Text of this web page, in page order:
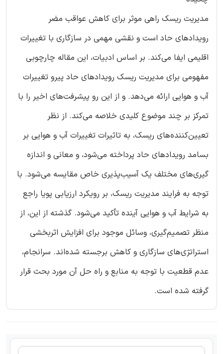
مدیریت ریسک راهی موثر برای کاهش عواقب مضر
رویدادهای حاد است و نقشی مهمی در سازگاری با تغییرات
اقلیمی ایفا می‌کند. بر اساس ادبیات، این مقاله چارچوبی
مفهومی برای مدیریت ریسک رویدادهای حاد پیرو تغییرات
آب و هوایی ارائه می‌دهد. و از این رو پیشرفت‌های اخیر را با
تمرکز بر چند موضوع کلیدی خلاصه می‌کند. از نظر
تعیین‌کننده‌های ریسک، به تاثیرات تغییرات آب و هوایی بر
بسامد رویدادهای حاد پرداخته می‌شود، و معانی و اندازه
گیری‌های مختلف یک آسیب‌پذیری خاص مقایسه می‌شود. با
توجه به فرایند مدیریت ریسک، بر رویکرد ارزیابی پویا راجع
به شرایط آب و هوایی آینده تأکید می‌شود. گذشته از این، از
منظر تصمیم‌گیری، وسائل موجود برای افزایش اثربخشی
استراتژی‌های سازگاری و کاهش برجسته شده‌اند. سرانجام،
عدم قطعیت با توجه به منابع و راه حل آن مورد بحث قرار
گرفته شده است.